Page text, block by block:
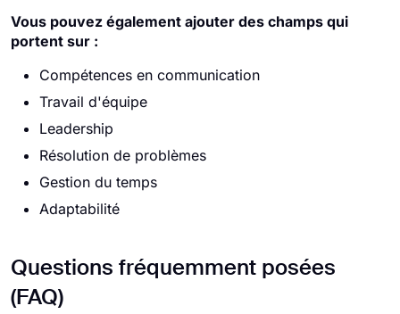
Vous pouvez également ajouter des champs qui
portent sur :
Compétences en communication
Travail d'équipe
Leadership
Résolution de problèmes
Gestion du temps
Adaptabilité
Questions fréquemment posées
(FAQ)